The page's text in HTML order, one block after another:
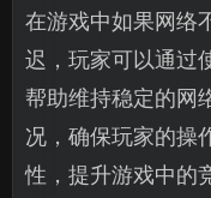
在游戏中如果网络
迟，玩家可以通过
帮助维持稳定的网
况，确保玩家的操
性，提升游戏中的